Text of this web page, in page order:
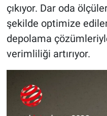
çıkıyor. Dar oda
şekilde optimize
depolama
verimliliği artırıyor.